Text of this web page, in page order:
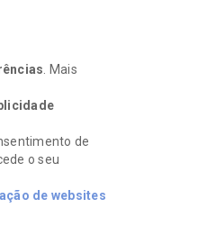
. Mais
de
o seu
de websites